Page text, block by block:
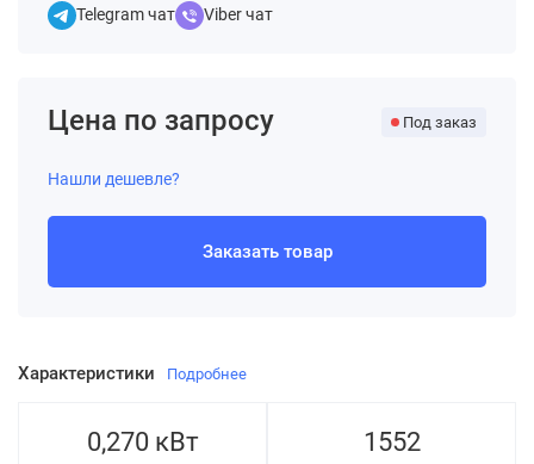
Telegram чат Viber чат
Характеристики Подробнее
0,270 кВт 1552
Цена по запросу Под заказ
Нашли дешевле?
Заказать товар